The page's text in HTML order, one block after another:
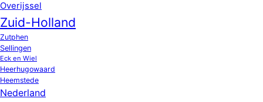
Overijssel
Zuid-Holland
Zutphen
Sellingen
Eck en Wiel
Heerhugowaard
Heemstede
Nederland